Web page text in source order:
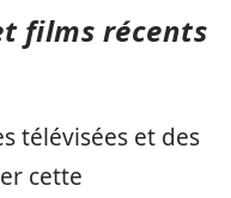
films récents
télévisées et des
cette